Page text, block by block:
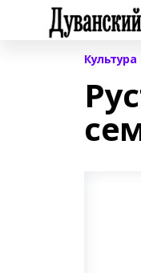
Культура